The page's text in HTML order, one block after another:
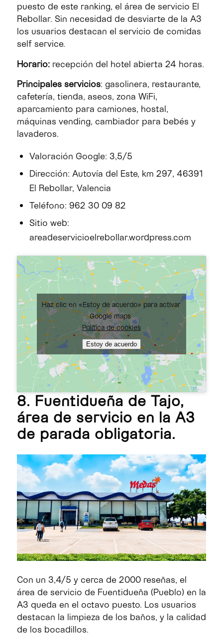
puesto de este ranking, el área de servicio El
Rebollar. Sin necesidad de desviarte de la A3
los usuarios destacan el servicio de comidas
self service.
Horario:recepción del hotel abierta 24 horas.
Principales servicios: gasolinera, restaurante,
cafetería, tienda, aseos, zona WiFi,
aparcamiento para camiones, hostal,
máquinas vending, cambiador para bebés y
lavaderos.
Valoración Google: 3,5/5
Dirección: Autovía del Este, km 297, 46391
El Rebollar, Valencia
Teléfono: 962 30 09 82
Sitio web:
areadeservicioelrebollar.wordpress.com
Haz clic en «Estoy de acuerdo» para activar
Google maps
Política de cookies
Estoy de acuerdo
8. Fuentidueña de Tajo,
área de servicio en la A3
de parada obligatoria.
Con un 3,4/5 y cerca de 2000 reseñas, el
área de servicio de Fuentidueña (Pueblo) en la
A3 queda en el octavo puesto. Los usuarios
destacan la limpieza de los baños, y la calidad
de los bocadillos.